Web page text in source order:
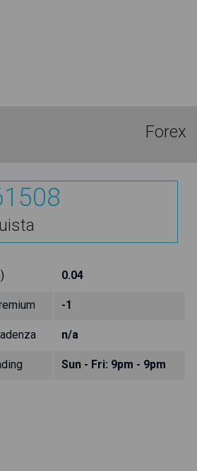
Forex
0.04
-1
n/a
Sun - Fri: 9pm - 9pm